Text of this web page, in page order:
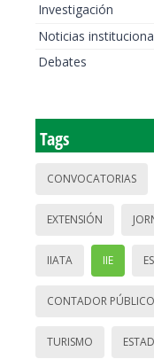
Investigación
Noticias
Debates
Tags
CONVOCATORIAS
EXTENSIÓN
IIATA IIE
CONTADOR PÚBLICO
TURISMO